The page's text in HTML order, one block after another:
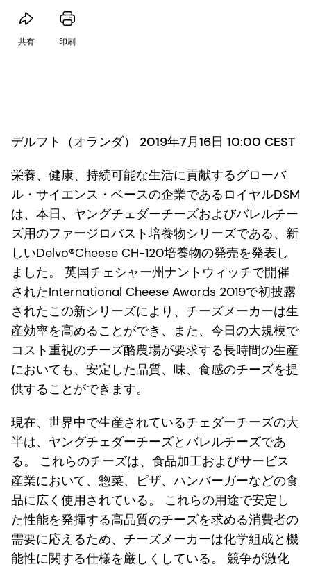
共有 印刷
デルフト（オランダ） 2019年7月16日 10:00 CEST
栄養、健康、持続可能な生活に貢献するグローバ
ル・サイエンス・ベースの企業であるロイヤルDSM
は、本日、ヤングチェダーチーズおよびバレルチー
ズ用のファージロバスト培養物シリーズである、新
しいDelvo®Cheese CH-120培養物の発売を発表し
ました。 英国チェシャー州ナントウィッチで開催
されたInternational Cheese Awards 2019で初披露
されたこの新シリーズにより、チーズメーカーは生
産効率を高めることができ、また、今日の大規模で
コスト重視のチーズ酪農場が要求する長時間の生産
においても、安定した品質、味、食感のチーズを提
供することができます。
現在、世界中で生産されているチェダーチーズの大
半は、ヤングチェダーチーズとバレルチーズであ
る。 これらのチーズは、食品加工およびサービス
産業において、惣菜、ピザ、ハンバーガーなどの食
品に広く使用されている。 これらの用途で安定し
た性能を発揮する高品質のチーズを求める消費者の
需要に応えるため、チーズメーカーは化学組成と機
能性に関する仕様を厳しくしている。 競争が激化